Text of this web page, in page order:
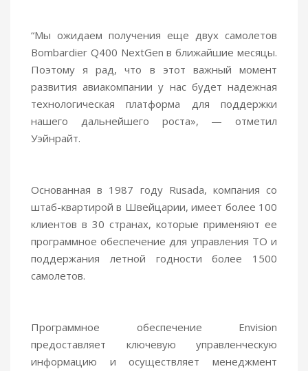
“Мы ожидаем получения еще двух самолетов
Bombardier Q400 NextGen в ближайшие месяцы.
Поэтому я рад, что в этот важный момент
развития авиакомпании у нас будет надежная
технологическая платформа для поддержки
нашего дальнейшего роста», — отметил
Уэйнрайт.
Основанная в 1987 году Rusada, компания со
штаб-квартирой в Швейцарии, имеет более 100
клиентов в 30 странах, которые применяют ее
программное обеспечение для управления ТО и
поддержания летной годности более 1500
самолетов.
Программное обеспечение Envision
предоставляет ключевую управленческую
информацию и осуществляет менеджмент